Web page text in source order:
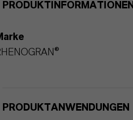
PRODUKTINFORMATIONEN
PRODUKTANWENDUNGEN